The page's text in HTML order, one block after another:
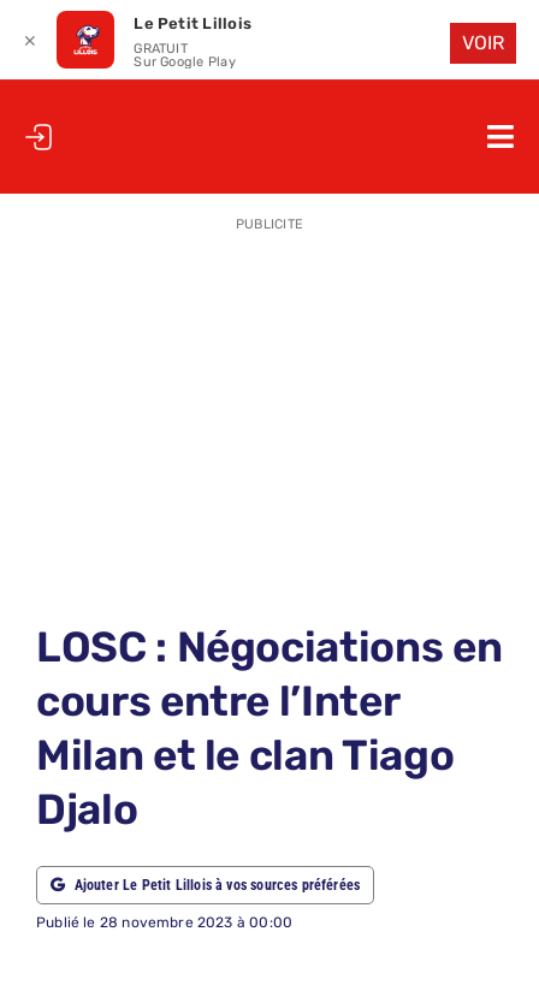
à
PUBLICITE
LOSC : Négociations en
cours entre l’Inter
Milan et le clan Tiago
Djalo
Ajouter Le Petit Lillois à vos sources préférées
Publié le 28 novembre 2023 à 00:00
✕
Le Petit Lillois
GRATUIT
Sur Google Play
VOIR